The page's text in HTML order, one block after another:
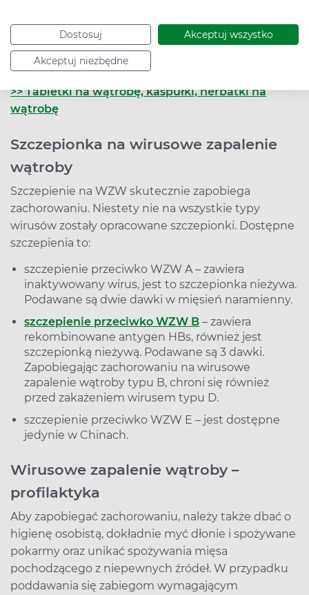
Dostosuj Akceptuj wszystko
Akceptuj niezbędne
Rozwija się obo dość rzadko. Zazwyczaj jest
wynikiem zakażenia genotypem 3 i 4 wirusa HEV u
osób z niedoborami odporności.
>> Tabletki na wątrobę, kaspułki, herbatki na
wątrobę
Szczepionka na wirusowe zapalenie
wątroby
Szczepienie na WZW skutecznie zapobiega
zachorowaniu. Niestety nie na wszystkie typy
wirusów zostały opracowane szczepionki. Dostępne
szczepienia to:
szczepienie przeciwko WZW A – zawiera
inaktywowany wirus, jest to szczepionka nieżywa.
Podawane są dwie dawki w mięsień naramienny.
szczepienie przeciwko WZW B – zawiera
rekombinowane antygen HBs, również jest
szczepionką nieżywą. Podawane są 3 dawki.
Zapobiegając zachorowaniu na wirusowe
zapalenie wątroby typu B, chroni się również
przed zakażeniem wirusem typu D.
szczepienie przeciwko WZW E – jest dostępne
jedynie w Chinach.
Wirusowe zapalenie wątroby –
profilaktyka
Aby zapobiegać zachorowaniu, należy także dbać o
higienę osobistą, dokładnie myć dłonie i spożywane
pokarmy oraz unikać spożywania mięsa
pochodzącego z niepewnych źródeł. W przypadku
poddawania się zabiegom wymagającym